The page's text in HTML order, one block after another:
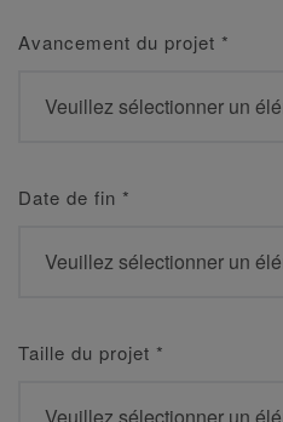
Avancement du projet *
Date de fin *
Taille du projet *